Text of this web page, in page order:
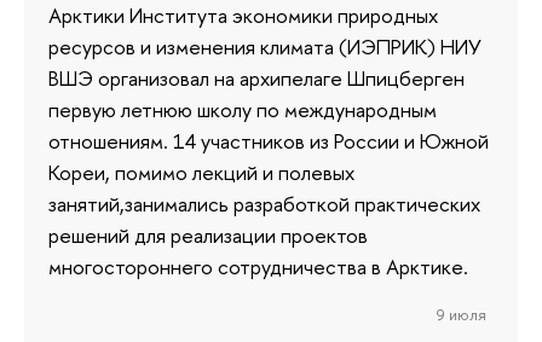
Арктики Института экономики природных
ресурсов и изменения климата (ИЭПРИК) НИУ
ВШЭ организовал на архипелаге Шпицберген
первую летнюю школу по международным
отношениям. 14 участников из России и Южной
Кореи, помимо лекций и полевых
занятий,занимались разработкой практических
решений для реализации проектов
многостороннего сотрудничества в Арктике.
9 июля